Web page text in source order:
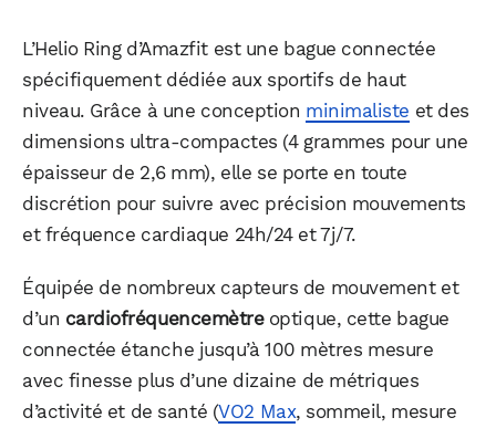
L’Helio Ring d’Amazfit est une bague connectée
spécifiquement dédiée aux sportifs de haut
niveau. Grâce à une conception minimaliste et des
dimensions ultra-compactes (4 grammes pour une
épaisseur de 2,6 mm), elle se porte en toute
discrétion pour suivre avec précision mouvements
et fréquence cardiaque 24h/24 et 7j/7.
Équipée de nombreux capteurs de mouvement et
d’un cardiofréquencemètreoptique, cette bague
connectée étanche jusqu’à 100 mètres mesure
avec finesse plus d’une dizaine de métriques
d’activité et de santé (VO2 Max, sommeil, mesure